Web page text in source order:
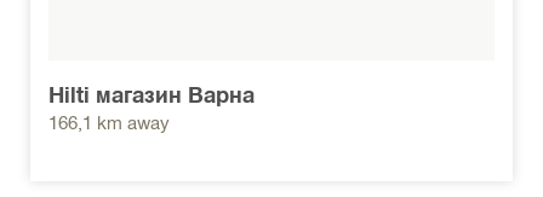
Hilti магазин Варна
166,1 km away